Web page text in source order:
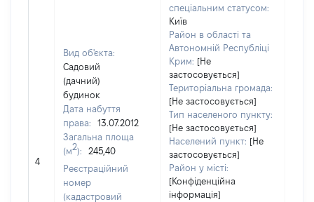
4
Вид об'єкта:
Садовий
(дачний)
будинок
Дата набуття
права:
13.07.2012
Загальна площа
(м2):
245,40
Реєстраційний
номер
(кадастровий
спеціальним статусом:
Київ
Район в області та
Автономній Республіці
Крим: [Не
застосовується]
Територіальна громада:
[Не застосовується]
Тип населеного пункту:
[Не застосовується]
Населений пункт: [Не
застосовується]
Район у місті:
[Конфіденційна
інформація]